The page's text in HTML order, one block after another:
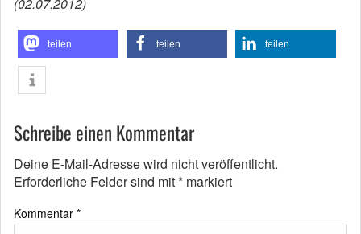
teilen teilen teilen
Schreibe einen Kommentar
Deine E-Mail-Adresse wird nicht veröffentlicht.
Erforderliche Felder sind mit* markiert
Kommentar *